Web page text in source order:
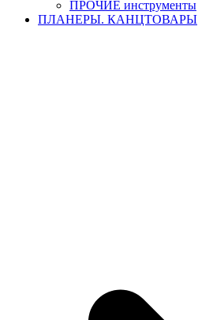
ПРОЧИЕ инструменты
ПЛАНЕРЫ. КАНЦТОВАРЫ